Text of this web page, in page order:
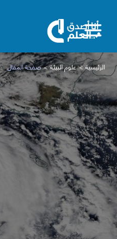
الرئيسية علوم البيئة صفحة المقال